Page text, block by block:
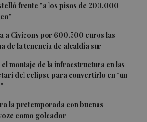
frente "a los pisos de 200.000
a Civicons por 600.500 euros las
de la tenencia de alcaldía sur
montaje de la infraestructura en las
del eclipse para convertirlo en "un
la pretemporada con buenas
como goleador